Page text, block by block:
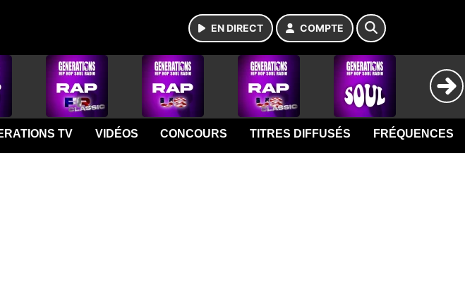
EN DIRECT COMPTE
TV VIDÉOS CONCOURS TITRES DIFFUSÉS FRÉQUENCES